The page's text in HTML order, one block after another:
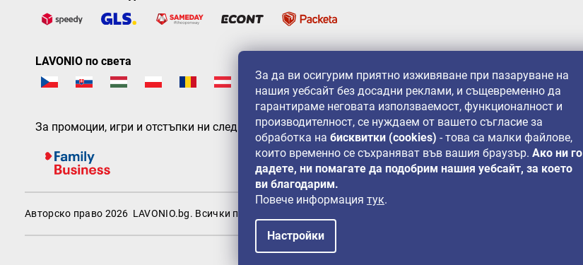
За да ви осигурим приятно изживяване при пазаруване на
нашия уебсайт без досадни реклами, и същевременно да
гарантираме неговата използваемост, функционалност и
производителност, се нуждаем от вашето съгласие за
обработка на бисквитки (cookies) - това са малки файлове,
които временно се съхраняват във вашия браузър. Ако ни го
дадете, ни помагате да подобрим нашия уебсайт, за което
ви благодарим.
Повече информация тук.
Настройки
LAVONIO по света
За промоции, игри и отстъпки ни следвайте на:
Авторско право 2026 LAVONIO.bg. Всички права запазени.